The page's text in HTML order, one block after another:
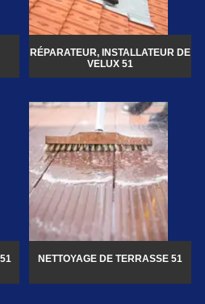
RÉPARATEUR, INSTALLATEUR DE
VELUX 51
NETTOYAGE DE TERRASSE 51